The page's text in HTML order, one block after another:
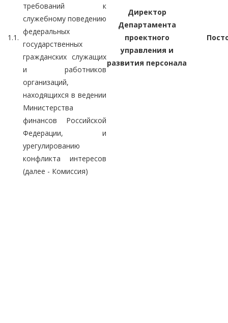
1.1.
требований к
служебному поведению
федеральных
государственных
гражданских служащих
и работников
организаций,
находящихся в ведении
Министерства
финансов Российской
Федерации, и
урегулированию
конфликта интересов
(далее - Комиссия)
Директор
Департамента
проектного
управления и
развития персонала